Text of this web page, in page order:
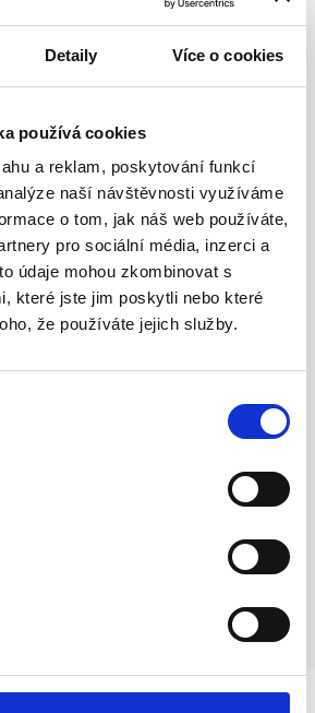
Detaily Více o cookies
používá cookies
a reklam, poskytování funkcí
naší návštěvnosti využíváme
o tom, jak náš web používáte,
pro sociální média, inzerci a
údaje mohou zkombinovat s
které jste jim poskytli nebo které
že používáte jejich služby.
diagnostikujeme a
a nejrozumnější řešení.
nářadí
provádíme revize ručního
a kontrolu bezpečnosti dle
Připravíme i přehledné
pro evidenci.
servis
nabízíme poruchový servis v
co se děje, kde,